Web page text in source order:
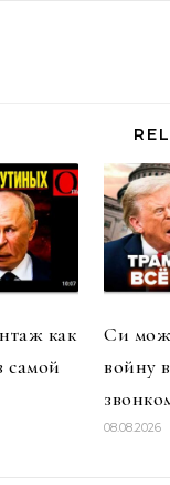
как
самой
Си
войну
08.08.2026